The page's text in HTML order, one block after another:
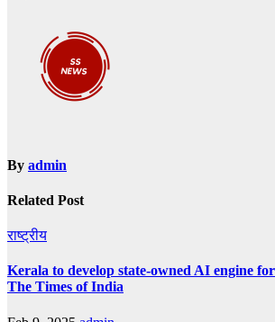
By admin
Related Post
राष्ट्रीय
Kerala to develop state-owned AI engine
The Times of India